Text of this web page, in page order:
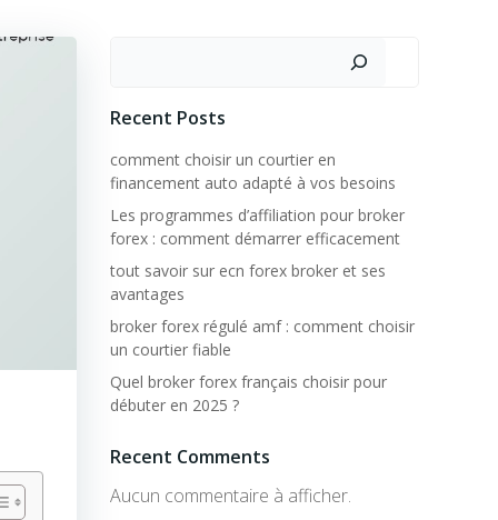
Recent Posts
comment choisir un courtier en
financement auto adapté à vos besoins
Les programmes d’affiliation pour broker
forex : comment démarrer efficacement
tout savoir sur ecn forex broker et ses
avantages
broker forex régulé amf : comment choisir
un courtier fiable
Quel broker forex français choisir pour
débuter en 2025 ?
Recent Comments
Aucun commentaire à afficher.